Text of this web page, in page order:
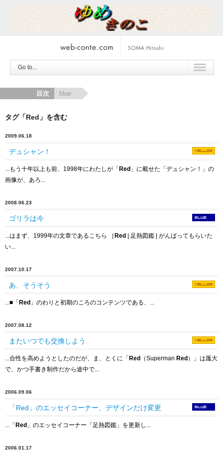
Go to...
blue
目次
タグ「Red」を含む
2009.06.18
デュシャン！
...もう十年以上も前、1998年にわたしが「Red 」に載せた「デュシャン！」の
画像が、あろ...
2008.06.23
ゴリラは今
...はまず、1999年の文章であるこちら ［Red | 足熱図鑑 | がんばってもらいた
い...
2007.10.17
あ、そうそう
■ 「Red 」のわりと初期のころのコンテンツである、...
2007.08.12
またいつでも交換しよう
...合性を高めようとしたのだが、ま、とくに「Red （Superman Red）」は厖大
で、かつ手書き制作だから途中で...
2006.09.06
「Red」のエッセイコーナー、デザインだけ変更
...「Red 」のエッセイコーナー「足熱図鑑」を更新し...
2006.01.17